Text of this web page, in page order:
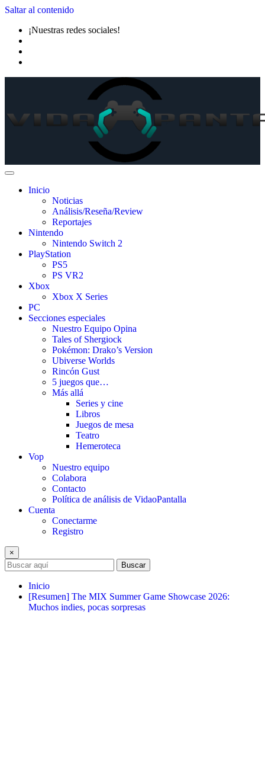
Saltar al contenido
¡Nuestras redes sociales!
Inicio
Noticias
Análisis/Reseña/Review
Reportajes
Nintendo
Nintendo Switch 2
PlayStation
PS5
PS VR2
Xbox
Xbox X Series
PC
Secciones especiales
Nuestro Equipo Opina
Tales of Shergiock
Pokémon: Drako’s Version
Ubiverse Worlds
Rincón Gust
5 juegos que…
Más allá
Series y cine
Libros
Juegos de mesa
Teatro
Hemeroteca
Vop
Nuestro equipo
Colabora
Contacto
Política de análisis de VidaoPantalla
Cuenta
Conectarme
Registro
×
Buscar
Inicio
[Resumen] The MIX Summer Game Showcase 2026:
Muchos indies, pocas sorpresas